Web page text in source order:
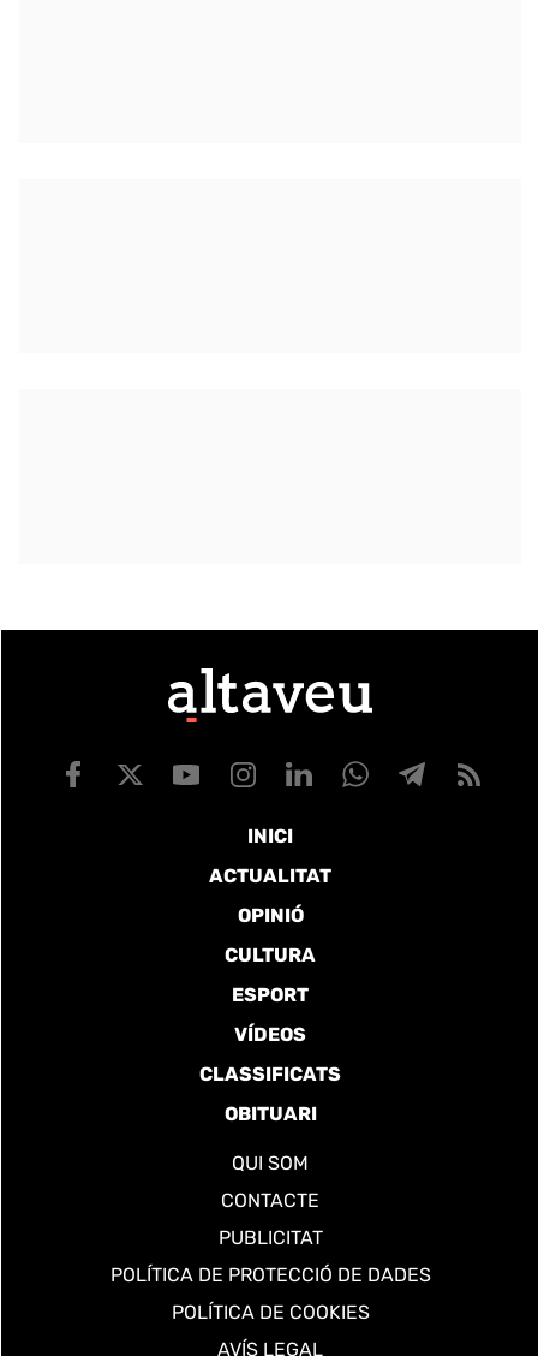
INICI
ACTUALITAT
OPINIÓ
CULTURA
ESPORT
VÍDEOS
CLASSIFICATS
OBITUARI
QUI SOM
CONTACTE
PUBLICITAT
POLÍTICA DE PROTECCIÓ DE DADES
POLÍTICA DE COOKIES
AVÍS LEGAL